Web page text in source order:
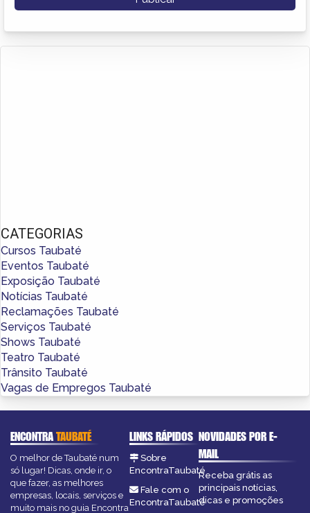
CATEGORIAS
Cursos Taubaté
Eventos Taubaté
Exposição Taubaté
Notícias Taubaté
Reclamações Taubaté
Serviços Taubaté
Shows Taubaté
Teatro Taubaté
Trânsito Taubaté
Vagas de Empregos Taubaté
ENCONTRATAUBATÉ
O melhor de Taubaté num
só lugar! Dicas, onde ir, o
que fazer, as melhores
empresas, locais, serviços e
muito mais no guia Encontra
LINKS RÁPIDOS
Sobre
EncontraTaubaté
Fale com o
EncontraTaubaté
NOVIDADES POR E-
MAIL
Receba grátis as
principais notícias,
dicas e promoções